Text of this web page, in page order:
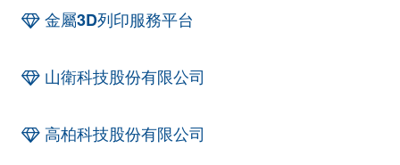
金屬3D列印服務平台
山衛科技股份有限公司
高柏科技股份有限公司